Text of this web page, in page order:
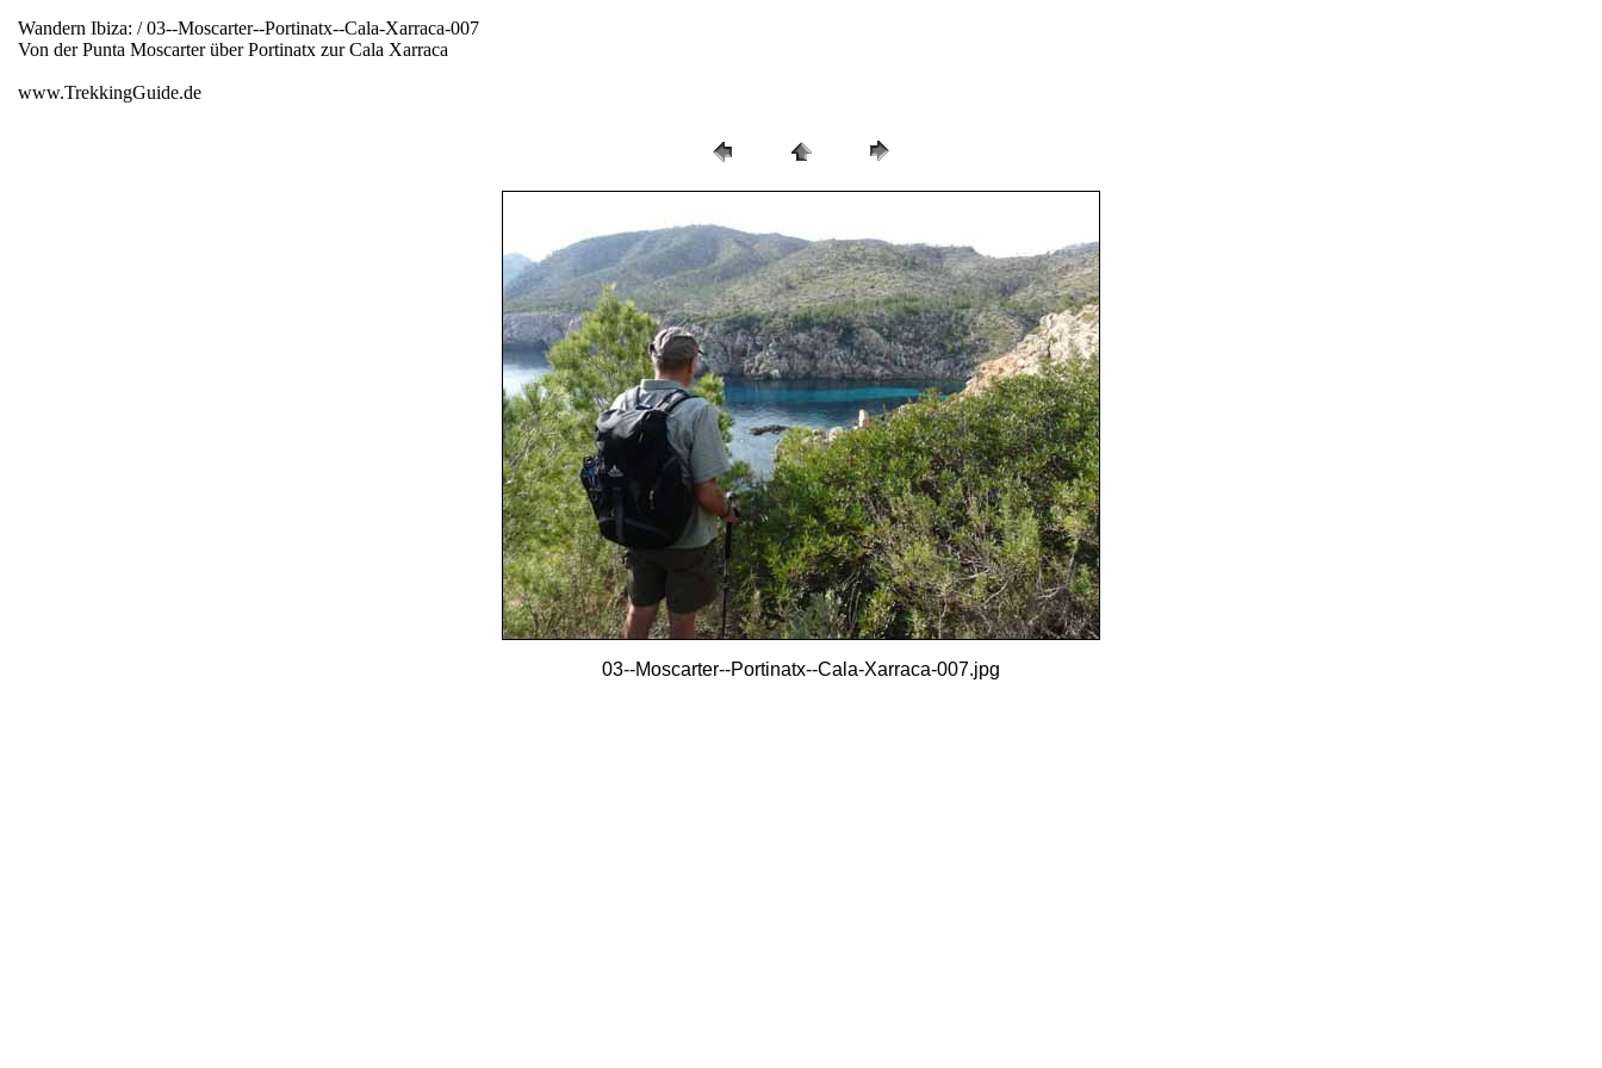
Wandern Ibiza: / 03--Moscarter--Portinatx--Cala-Xarraca-007
Von der Punta Moscarter über Portinatx zur Cala Xarraca
www.TrekkingGuide.de
03--Moscarter--Portinatx--Cala-Xarraca-007.jpg